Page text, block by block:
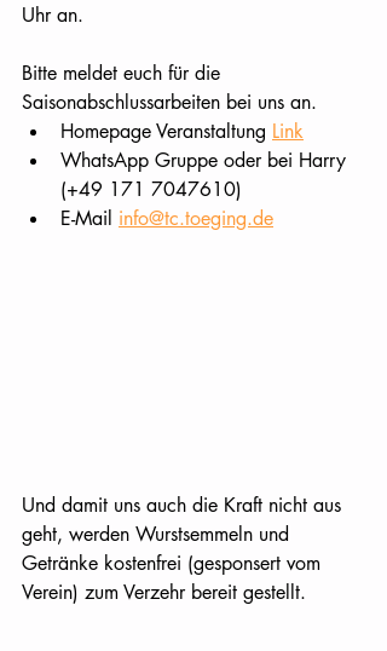
Uhr an.
Bitte meldet euch für die
Saisonabschlussarbeiten bei uns an.
Homepage Veranstaltung Link
WhatsApp Gruppe oder bei Harry
(+49 171 7047610)
E-Mail info@tc.toeging.de
Und damit uns auch die Kraft nicht aus
geht, werden Wurstsemmeln und
Getränke kostenfrei (gesponsert vom
Verein) zum Verzehr bereit gestellt.